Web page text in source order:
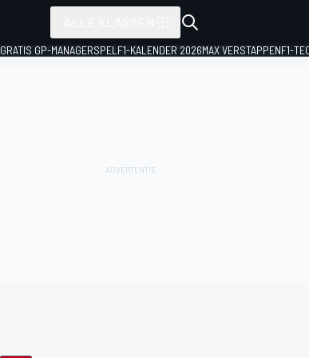
GRATIS GP-MANAGERSPEL F1-KALENDER 2026MAX VERSTAPPENF1-